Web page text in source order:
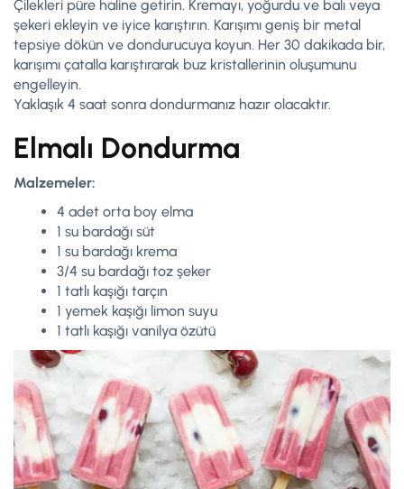
Çilekleri püre haline getirin. Kremayı, yoğurdu ve balı veya
şekeri ekleyin ve iyice karıştırın. Karışımı geniş bir metal
tepsiye dökün ve dondurucuya koyun. Her 30 dakikada bir,
karışımı çatalla karıştırarak buz kristallerinin oluşumunu
engelleyin.
Yaklaşık 4 saat sonra dondurmanız hazır olacaktır.
Elmalı Dondurma
Malzemeler:
4 adet orta boy elma
1 su bardağı süt
1 su bardağı krema
3/4 su bardağı toz şeker
1 tatlı kaşığı tarçın
1 yemek kaşığı limon suyu
1 tatlı kaşığı vanilya özütü